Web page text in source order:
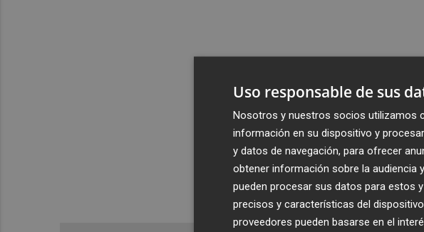
Uso responsable de sus
Nosotros y nuestros socios utilizamos
información en su dispositivo y
y datos de navegación, para ofrecer
obtener información sobre la audiencia
pueden procesar sus datos para estos
precisos y características del
proveedores pueden basarse en el